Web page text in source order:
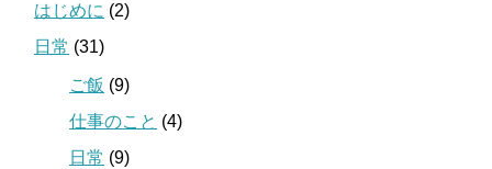
はじめに (2)
日常 (31)
ご飯 (9)
仕事のこと (4)
日常 (9)